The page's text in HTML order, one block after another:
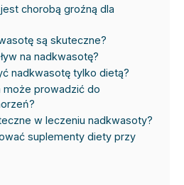
chorobą groźną dla
są skuteczne?
na nadkwasotę?
nadkwasotę tylko dietą?
może prowadzić do
w leczeniu nadkwasoty?
suplementy diety przy